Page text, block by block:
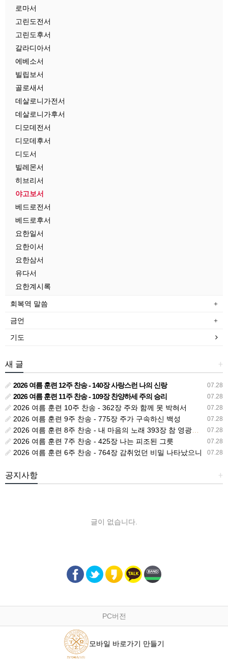
로마서
고린도전서
고린도후서
갈라디아서
에베소서
빌립보서
골로새서
데살로니가전서
데살로니가후서
디모데전서
디모데후서
디도서
빌레몬서
히브리서
야고보서
베드로전서
베드로후서
요한일서
요한이서
요한삼서
유다서
요한계시록
회복역 말씀
금언
기도
+
새 글
07.28
2026 여름 훈련 12주 찬송 - 140장 사랑스런 나의 신랑
07.28
2026 여름 훈련 11주 찬송 - 109장 찬양하세 주의 승리
07.28
2026 여름 훈련 10주 찬송 - 362장 주와 함께 못 박혀서
07.28
2026 여름 훈련 9주 찬송 - 775장 주가 구속하신 백성
07.28
2026 여름 훈련 8주 찬송 - 내 마음의 노래 393장 참 영광스런 우리 왕
07.28
2026 여름 훈련 7주 찬송 - 425장 나는 피조된 그릇
07.28
2026 여름 훈련 6주 찬송 - 764장 감취었던 비밀 나타났으니
+
공지사항
글이 없습니다.
PC버전
모바일 바로가기 만들기